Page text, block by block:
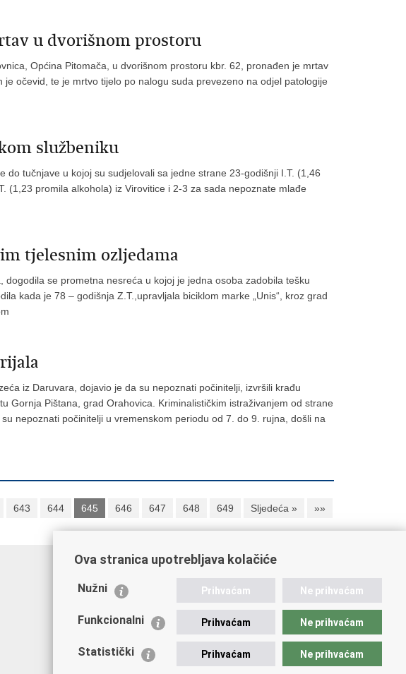
u dvorišnom prostoru
Općina Pitomača, u dvorišnom prostoru kbr. 62, pronađen je mrtav
očevid, te je mrtvo tijelo po nalogu suda prevezeno na odjel patologije
službeniku
do tučnjave u kojoj su sudjelovali sa jedne strane 23-godišnji I.T. (1,46
(1,23 promila alkohola) iz Virovitice i 2-3 za sada nepoznate mlađe
tjelesnim ozljedama
se prometna nesreća u kojoj je jedna osoba zadobila tešku
kada je 78 – godišnja Z.T.,upravljala biciklom marke „Unis“, kroz grad
iz Daruvara, dojavio je da su nepoznati počinitelji, izvršili krađu
Gornja Pištana, grad Orahovica. Kriminalističkim istraživanjem od strane
nepoznati počinitelji u vremenskom periodu od 7. do 9. rujna, došli na
643 644 645 646 647 648 649 Sljedeća » »»
Važne poveznice
Ministarstvo unutarnjih poslova
Udruge
Policijska akademija
Ova stranica upotrebljava kolačiće
Nužni Prihvaćam Ne prihvaćam
Funkcionalni Prihvaćam Ne prihvaćam
Statistički Prihvaćam Ne prihvaćam